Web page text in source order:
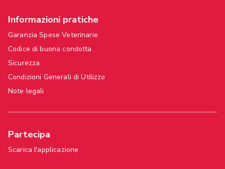
Informazioni pratiche
Garanzia Spese Veterinarie
Codice di buona condotta
Sicurezza
Condizioni Generali di Utilizzo
Note legali
Partecipa
Scarica l'applicazione